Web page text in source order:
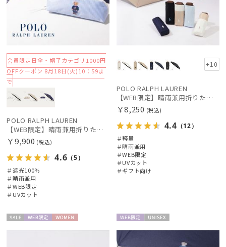
絞り込み
レディース メンズ キッズ
カテゴリー
ブランド
傘機能
マフラー・ストール・スカーフ
お気に入り
会員限定日傘・帽子カテゴリ1000円
OFFクーポン 8月18日(火)10：59ま
で
POLO RALPH LAUREN
【WEB限定】晴雨兼用折りたたみ日傘 ポロ ラルフ ローレン（POLO RALPH LAUREN）ワンポイントベア 遮光100 UV100
￥9,900 (税込)
4.6 （5）
＃遮光100%
＃晴雨兼用
＃WEB限定
＃UVカット
+10
POLO RALPH LAUREN
【WEB限定】晴雨兼用折りたたみ日傘 ポロ ラルフ ローレン ポロポニー刺繍 POLO BEAR 雨の日OK 遮光100% 遮熱 簡単開閉 UV100% 晴雨兼用
￥8,250 (税込)
4.4 （12）
＃軽量
＃晴雨兼用
＃WEB限定
＃UVカット
＃ギフト向け